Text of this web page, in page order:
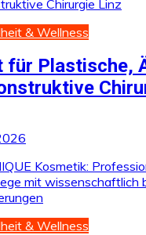
& Wellness
für Plastische,
& Wellness